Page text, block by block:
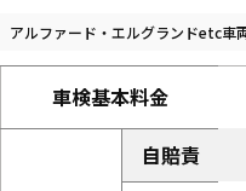
アルファード・エルグランドetc車
車検基本料金
自賠責